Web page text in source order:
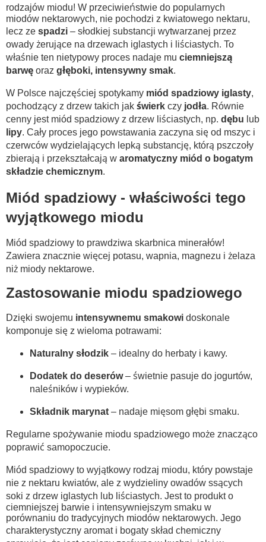
rodzajów miodu! W przeciwieństwie do popularnych
miodów nektarowych, nie pochodzi z kwiatowego nektaru,
lecz ze spadzi – słodkiej substancji wytwarzanej przez
owady żerujące na drzewach iglastych i liściastych. To
właśnie ten nietypowy proces nadaje mu ciemniejszą
barwę oraz głęboki, intensywny smak.
W Polsce najczęściej spotykamy miód spadziowy iglasty,
pochodzący z drzew takich jak świerk czy jodła. Równie
cenny jest miód spadziowy z drzew liściastych, np. dębu lub
lipy. Cały proces jego powstawania zaczyna się od mszyc i
czerwców wydzielających lepką substancję, którą pszczoły
zbierają i przekształcają w aromatyczny miód o bogatym
składzie chemicznym.
Miód spadziowy - właściwości tego
wyjątkowego miodu
Miód spadziowy to prawdziwa skarbnica minerałów!
Zawiera znacznie więcej potasu, wapnia, magnezu i żelaza
niż miody nektarowe.
Zastosowanie miodu spadziowego
Dzięki swojemu intensywnemu smakowi doskonale
komponuje się z wieloma potrawami:
Naturalny słodzik – idealny do herbaty i kawy.
Dodatek do deserów– świetnie pasuje do jogurtów,
naleśników i wypieków.
Składnik marynat – nadaje mięsom głębi smaku.
Regularne spożywanie miodu spadziowego może znacząco
poprawić samopoczucie.
Miód spadziowy to wyjątkowy rodzaj miodu, który powstaje
nie z nektaru kwiatów, ale z wydzieliny owadów ssących
soki z drzew iglastych lub liściastych. Jest to produkt o
ciemniejszej barwie i intensywniejszym smaku w
porównaniu do tradycyjnych miodów nektarowych. Jego
charakterystyczny aromat i bogaty skład chemiczny